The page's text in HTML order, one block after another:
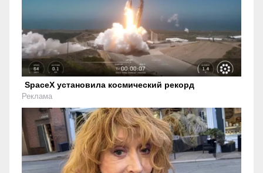
SpaceX установила космический рекорд
Реклама